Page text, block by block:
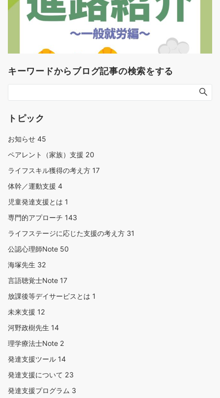
キーワードからブログ記事の検索をする
トピック
お知らせ 45
ペアレント（家族）支援 20
ライフスキル獲得の考え方 17
体幹／運動支援 4
児童発達支援とは 1
専門的アプローチ 143
ライフステージに応じた支援の考え方 31
公認心理師Note 50
海塚先生 32
言語聴覚士Note 17
放課後等デイサービスとは 1
未来支援 12
河野政樹先生 14
理学療法士Note 2
発達支援ツール 14
発達支援について 23
発達支援プログラム 3